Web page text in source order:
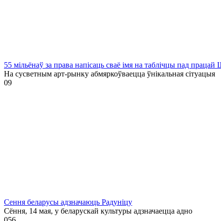
55 мільёнаў за права напісаць сваё імя на таблічцы пад
На сусветным арт-рынку абмяркоўваецца ўнікальная сітуацыя
09
Сення беларусы адзначаюць Радуніцу
Сёння, 14 мая, у беларускай культуры адзначаецца адно